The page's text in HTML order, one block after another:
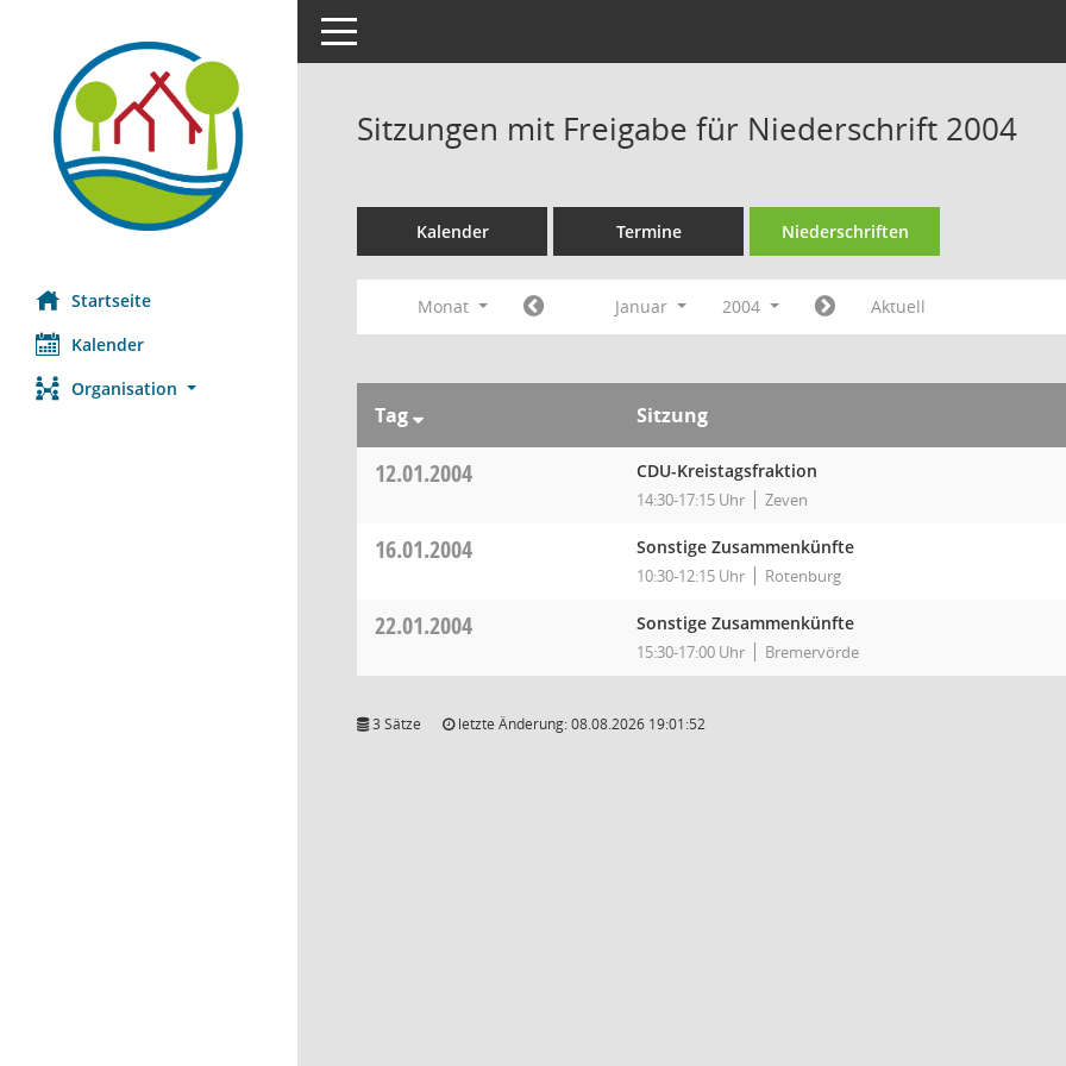
Startseite
Kalender
Organisation
Toggle navigation
Sitzungen mit Freigabe für Niederschrift 2004
Kalender Termine Niederschriften
Monat Januar 2004 Aktuell
Tag Sitzung
12.01.2004 CDU-Kreistagsfraktion
14:30-17:15 Uhr Zeven
16.01.2004 Sonstige Zusammenkünfte
10:30-12:15 Uhr Rotenburg
22.01.2004 Sonstige Zusammenkünfte
15:30-17:00 Uhr Bremervörde
3 Sätze letzte Änderung: 08.08.2026 19:01:52